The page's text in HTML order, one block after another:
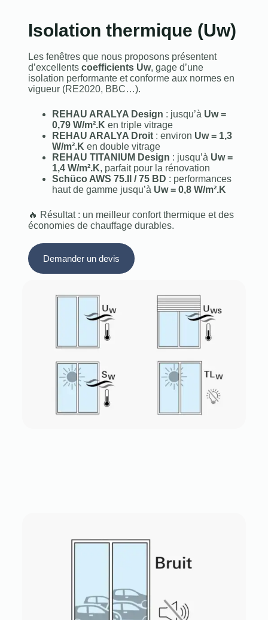
Isolation thermique (Uw)
Les fenêtres que nous proposons présentent
d’excellents coefficients Uw, gage d’une
isolation performante et conforme aux normes en
vigueur (RE2020, BBC…).
REHAU ARALYA Design : jusqu’à Uw =
0,79 W/m².K en triple vitrage
REHAU ARALYA Droit: environ Uw = 1,3
W/m².K en double vitrage
REHAU TITANIUM Design : jusqu’à Uw =
1,4 W/m².K, parfait pour la rénovation
Schüco AWS 75.II / 75 BD : performances
haut de gamme jusqu’à Uw = 0,8 W/m².K
🔥 Résultat : un meilleur confort thermique et des
économies de chauffage durables.
Demander un devis